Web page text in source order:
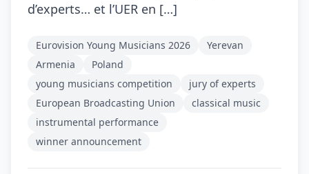
d’experts… et l’UER en […]
Eurovision Young Musicians 2026
Yerevan
Armenia
Poland
young musicians competition
jury of experts
European Broadcasting Union
classical music
instrumental performance
winner announcement